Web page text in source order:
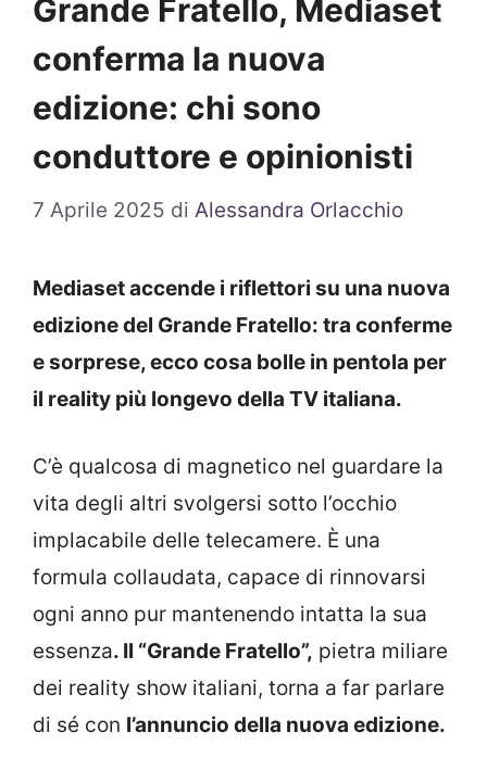
Grande Fratello, Mediaset
conferma la nuova
edizione: chi sono
conduttore e opinionisti
7 Aprile 2025 di Alessandra Orlacchio
Mediaset accende i riflettori su una nuova
edizione del Grande Fratello: tra conferme
e sorprese, ecco cosa bolle in pentola per
il reality più longevo della TV italiana.
C’è qualcosa di magnetico nel guardare la
vita degli altri svolgersi sotto l’occhio
implacabile delle telecamere. È una
formula collaudata, capace di rinnovarsi
ogni anno pur mantenendo intatta la sua
essenza. Il “Grande Fratello”, pietra miliare
dei reality show italiani, torna a far parlare
di sé con l’annuncio della nuova edizione.